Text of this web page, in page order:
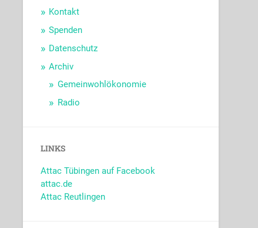
Kontakt
Spenden
Datenschutz
Archiv
Gemeinwohlökonomie
Radio
LINKS
Attac Tübingen auf Facebook
attac.de
Attac Reutlingen